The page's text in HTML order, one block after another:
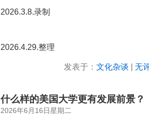
2026.3.8.录制
2026.4.29.整理
发表于： 文化杂谈 无
什么样的美国大学更有发展前景？
2026年6月16日星期二